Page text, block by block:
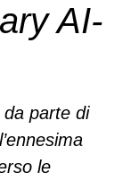
AI-
da parte di
le